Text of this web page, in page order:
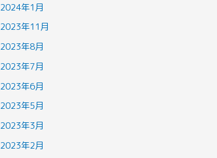
2024年1月
2023年11月
2023年8月
2023年7月
2023年6月
2023年5月
2023年3月
2023年2月